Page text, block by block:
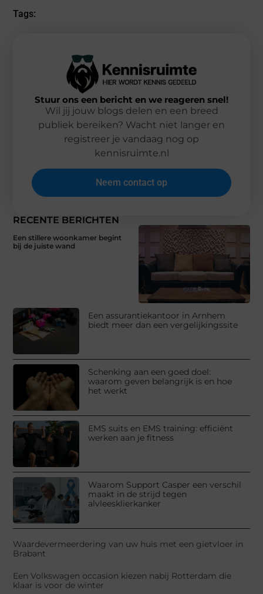
Tags:
RECENTE BERICHTEN
Een stillere woonkamer begint
bij de juiste wand
Een assurantiekantoor in Arnhem
biedt meer dan een vergelijkingssite
Schenking aan een goed doel:
waarom geven belangrijk is en hoe
het werkt
EMS suits en EMS training: efficiënt
werken aan je fitness
Waarom Support Casper een verschil
maakt in de strijd tegen
alvleesklierkanker
Waardevermeerdering van uw huis met een gietvloer in
Brabant
Een Volkswagen occasion kiezen nabij Rotterdam die
klaar is voor de winter
Stuur ons een bericht en we reageren snel!
Wil jij jouw blogs delen en een breed
publiek bereiken? Wacht niet langer en
registreer je vandaag nog op
kennisruimte.nl
Neem contact op